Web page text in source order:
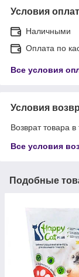
Условия
Наличными
Оплата по
Все условия
Условия
Возврат товара
Все условия
Подобные